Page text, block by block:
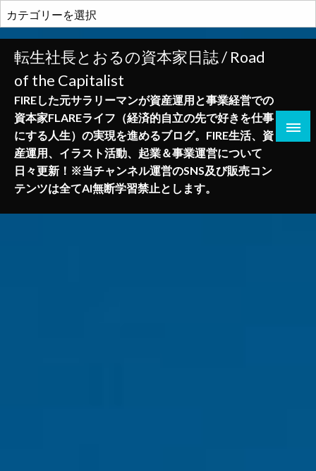
ン
テ
テ
転生社長とおるの資本家日誌 / Road
of the Capitalist
FIREした元サラリーマンが資産運用と事業経営での
資本家FLAREライフ（経済的自立の先で好きを仕事
にする人生）の実現を進めるブログ。FIRE生活、資
産運用、イラスト活動、起業＆事業運営について
日々更新！※当チャンネル運営のSNS及び販売コン
テンツは全てAI無断学習禁止とします。